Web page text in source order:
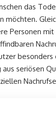
das
möchten.
Personen
besonders
seriösen